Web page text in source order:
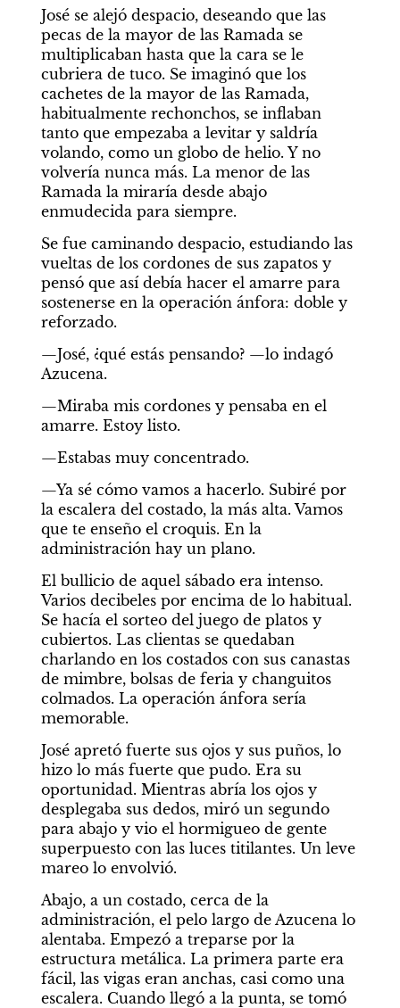
José se alejó despacio, deseando que las
pecas de la mayor de las Ramada se
multiplicaban hasta que la cara se le
cubriera de tuco. Se imaginó que los
cachetes de la mayor de las Ramada,
habitualmente rechonchos, se inflaban
tanto que empezaba a levitar y saldría
volando, como un globo de helio. Y no
volvería nunca más. La menor de las
Ramada la miraría desde abajo
enmudecida para siempre.
Se fue caminando despacio, estudiando las
vueltas de los cordones de sus zapatos y
pensó que así debía hacer el amarre para
sostenerse en la operación ánfora: doble y
reforzado.
—José, ¿qué estás pensando? —lo indagó
Azucena.
—Miraba mis cordones y pensaba en el
amarre. Estoy listo.
—Estabas muy concentrado.
—Ya sé cómo vamos a hacerlo. Subiré por
la escalera del costado, la más alta. Vamos
que te enseño el croquis. En la
administración hay un plano.
El bullicio de aquel sábado era intenso.
Varios decibeles por encima de lo habitual.
Se hacía el sorteo del juego de platos y
cubiertos. Las clientas se quedaban
charlando en los costados con sus canastas
de mimbre, bolsas de feria y changuitos
colmados. La operación ánfora sería
memorable.
José apretó fuerte sus ojos y sus puños, lo
hizo lo más fuerte que pudo. Era su
oportunidad. Mientras abría los ojos y
desplegaba sus dedos, miró un segundo
para abajo y vio el hormigueo de gente
superpuesto con las luces titilantes. Un leve
mareo lo envolvió.
Abajo, a un costado, cerca de la
administración, el pelo largo de Azucena lo
alentaba. Empezó a treparse por la
estructura metálica. La primera parte era
fácil, las vigas eran anchas, casi como una
escalera. Cuando llegó a la punta, se tomó